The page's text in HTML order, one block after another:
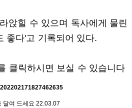
앉힐 수 있으며 독사에게 물린
좋다'고 기록되어 있다.
클릭하시면 보실 수 있습니다
달여 드세요 22.03.07